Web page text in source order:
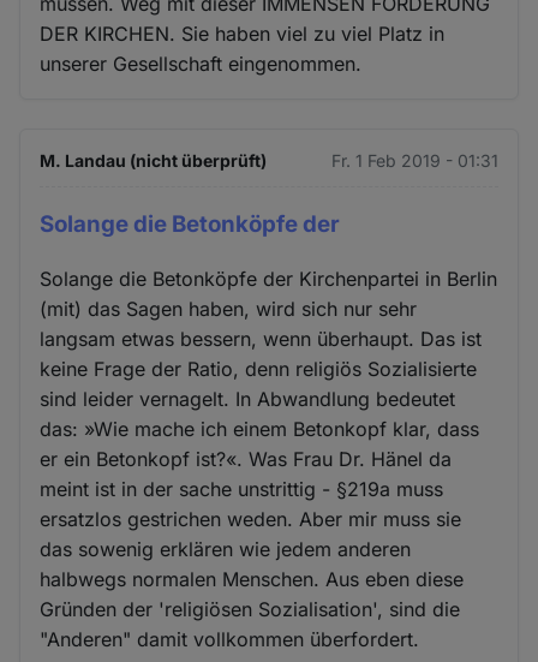
DER KIRCHEN. Sie haben viel zu viel Platz in
unserer Gesellschaft eingenommen.
M. Landau (nicht überprüft) Fr. 1 Feb 2019 - 01:31
Solange die Betonköpfe der
Solange die Betonköpfe der Kirchenpartei in Berlin
(mit) das Sagen haben, wird sich nur sehr
langsam etwas bessern, wenn überhaupt. Das ist
keine Frage der Ratio, denn religiös Sozialisierte
sind leider vernagelt. In Abwandlung bedeutet
das: »Wie mache ich einem Betonkopf klar, dass
er ein Betonkopf ist?«. Was Frau Dr. Hänel da
meint ist in der sache unstrittig - §219a muss
ersatzlos gestrichen weden. Aber mir muss sie
das sowenig erklären wie jedem anderen
halbwegs normalen Menschen. Aus eben diese
Gründen der 'religiösen Sozialisation', sind die
"Anderen" damit vollkommen überfordert.